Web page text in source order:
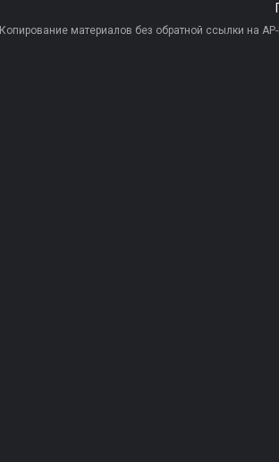
Копирование материалов без обратной ссылки на